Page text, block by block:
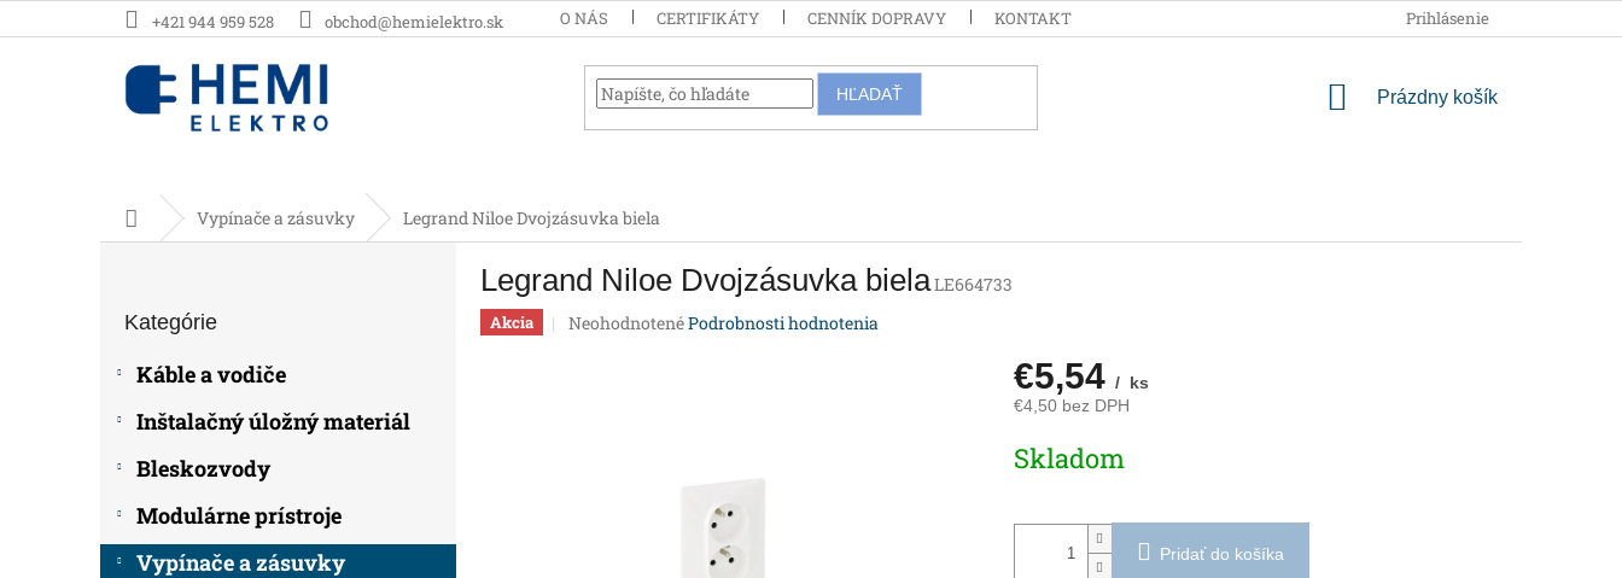
na
+421 944 959 528 obchod@hemielektro.sk O NÁS CERTIFIKÁTY CENNÍK DOPRAVY KONTAKT PODMIENKY OCHRANY
Prihlásenie
HĽADAŤ
NÁKUPNÝ
Prázdny košík
DomovVypínače a zásuvky Legrand Niloe Dvojzásuvka biela
kategórie
Kategórie
Káble a vodiče
Inštalačný úložný materiál
Bleskozvody
Modulárne prístroje
Vypínače a zásuvky
Legrand Niloe Dvojzásuvka bielaLE664733
Akcia
Priemerné
NeohodnotenéPodrobnosti hodnotenia
€5,54 / ks
€4,50 bez DPH
cena:
Skladom
Pridať do košíka